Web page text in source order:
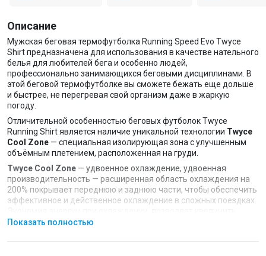
Описание
Мужская беговая термофутболка Running Speed Evo Twyce
Shirt предназначена для использования в качестве нательного
белья для любителей бега и особенно людей,
профессионально занимающихся беговыми дисциплинами. В
этой беговой термофутболке вы сможете бежать еще дольше
и быстрее, не перегревая свой организм даже в жаркую
погоду.
Отличительной особенностью беговых футболок Twyce
Running Shirt является наличие уникальной технологии Twyce
Cool Zone — специальная изолирующая зона с улучшенным
объёмным плетением, расположенная на груди.
Twyce Cool Zone — удвоенное охлаждение, удвоенная
производительность — расширенная область охлаждения на
200% покрывает переднюю и заднюю части, чтобы обеспечить
эффективное и действенное охлаждение в сложных поездках.
мощность на +33% и поддерживать оптимальную рабочую
Показать полностью